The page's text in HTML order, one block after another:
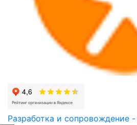
Разработка и сопровождение -